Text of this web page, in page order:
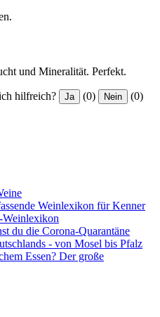
und Mineralität. Perfekt.
hilfreich? Ja (0) Nein (0)
Weinlexikon für Kenner
Weinlexikon
du die Corona-Quarantäne
- von Mosel bis Pfalz
Essen? Der große